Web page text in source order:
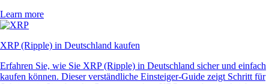
Learn more
XRP (Ripple) in Deutschland kaufen
Erfahren Sie, wie Sie XRP (Ripple) in Deutschland sicher und einfach
kaufen können. Dieser verständliche Einsteiger-Guide zeigt Schritt für